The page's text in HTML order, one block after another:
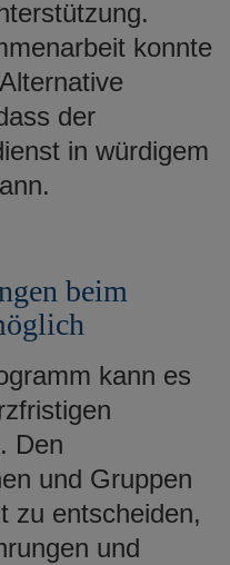
konnte
der
in würdigem
beim
kann es
Den
und Gruppen
zu entscheiden,
und